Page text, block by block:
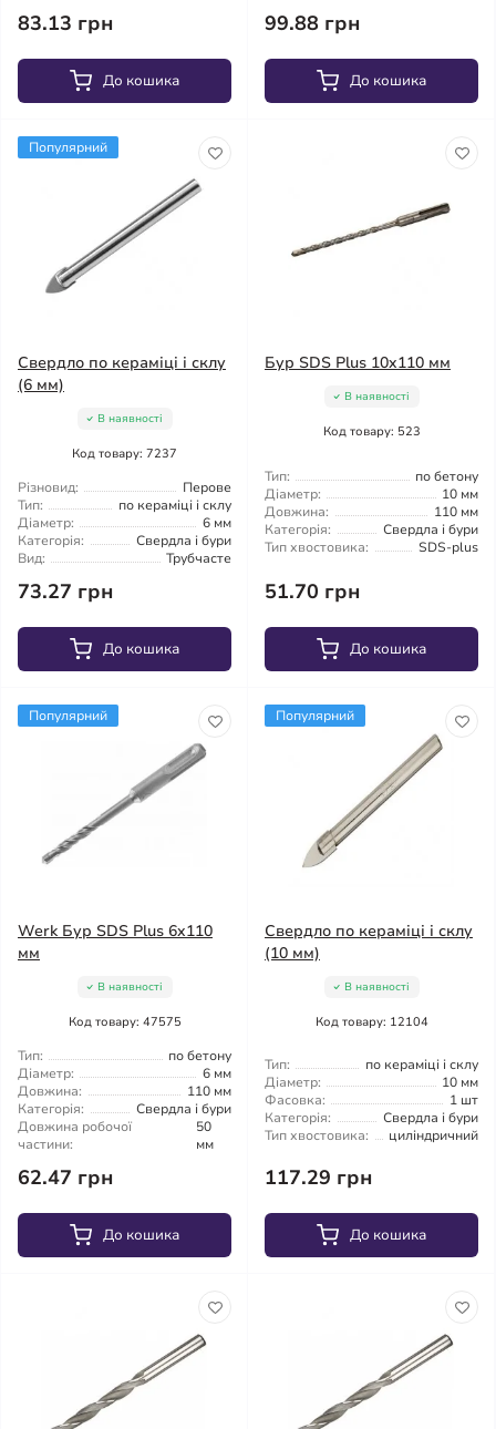
83.13 грн
До кошика
99.88 грн
До кошика
Популярний
Свердло по кераміці і склу
(6 мм)
В наявності
Код товару: 7237
Різновид:
Перове
Тип:
по кераміці і склу
Діаметр:
6 мм
Категорія:
Свердла і бури
Вид:
Трубчасте
73.27 грн
До кошика
Бур SDS Plus 10x110 мм
В наявності
Код товару: 523
Тип:
по бетону
Діаметр:
10 мм
Довжина:
110 мм
Категорія:
Свердла і бури
Тип хвостовика:
SDS-plus
51.70 грн
До кошика
Популярний
Werk Бур SDS Plus 6x110
мм
В наявності
Код товару: 47575
Тип:
по бетону
Діаметр:
6 мм
Довжина:
110 мм
Категорія:
Свердла і бури
Довжина робочої
частини:
50
мм
62.47 грн
До кошика
Популярний
Свердло по кераміці і склу
(10 мм)
В наявності
Код товару: 12104
Тип:
по кераміці і склу
Діаметр:
10 мм
Фасовка:
1 шт
Категорія:
Свердла і бури
Тип хвостовика:
циліндричний
117.29 грн
До кошика